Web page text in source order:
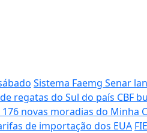
Sistema Faemg Senar
regatas do Sul do país CBF
novas moradias do Minha
de importação dos EUA